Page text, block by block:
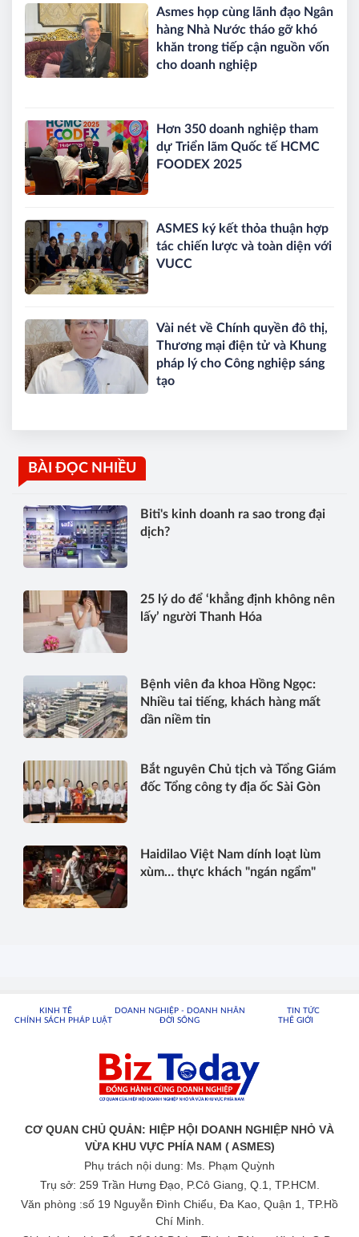
Asmes họp cùng lãnh đạo Ngân
hàng Nhà Nước tháo gỡ khó
khăn trong tiếp cận nguồn vốn
cho doanh nghiệp
Hơn 350 doanh nghiệp tham
dự Triển lãm Quốc tế HCMC
FOODEX 2025
ASMES ký kết thỏa thuận hợp
tác chiến lược và toàn diện với
VUCC
Vài nét về Chính quyền đô thị,
Thương mại điện tử và Khung
pháp lý cho Công nghiệp sáng
tạo
BÀI ĐỌC NHIỀU
Biti's kinh doanh ra sao trong đại
dịch?
25 lý do để ‘khẳng định không nên
lấy’ người Thanh Hóa
Bệnh viên đa khoa Hồng Ngọc:
Nhiều tai tiếng, khách hàng mất
dần niềm tin
Bắt nguyên Chủ tịch và Tổng Giám
đốc Tổng công ty địa ốc Sài Gòn
Haidilao Việt Nam dính loạt lùm
xùm… thực khách "ngán ngẩm"
KINH TẾ DOANH NGHIỆP - DOANH NHÂN
TIN TỨC
CHÍNH SÁCH PHÁP LUẬT
ĐỜI SỐNG THẾ GIỚI
CƠ QUAN CHỦ QUẢN: HIỆP HỘI DOANH NGHIỆP NHỎ VÀ
VỪA KHU VỰC PHÍA NAM ( ASMES)
Phụ trách nội dung: Ms. Phạm Quỳnh
Trụ sở: 259 Trần Hưng Đạo, P.Cô Giang, Q.1, TP.HCM.
Văn phòng :số 19 Nguyễn Đình Chiểu, Đa Kao, Quận 1, TP.Hồ
Chí Minh.